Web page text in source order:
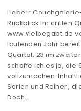
Liebe*r
Rückblick Im dritten
www.vielbegabt.de
laufenden Jahr
Quartal, 23 im
schaffe ich es ja, die
vollzumachen.
Serien und Reihen,
Doch…